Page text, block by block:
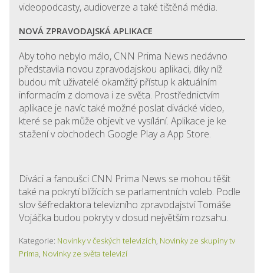
videopodcasty, audioverze a také tištěná média.
NOVÁ ZPRAVODAJSKÁ APLIKACE
Aby toho nebylo málo, CNN Prima News nedávno
představila novou zpravodajskou aplikaci, díky níž
budou mít uživatelé okamžitý přístup k aktuálním
informacím z domova i ze světa. Prostřednictvím
aplikace je navíc také možné poslat divácké video,
které se pak může objevit ve vysílání. Aplikace je ke
stažení v obchodech Google Play a App Store.
Diváci a fanoušci CNN Prima News se mohou těšit
také na pokrytí blížících se parlamentních voleb. Podle
slov šéfredaktora televizního zpravodajství Tomáše
Vojáčka budou pokryty v dosud největším rozsahu.
Kategorie: Novinky v českých televizích, Novinky ze skupiny tv
Prima, Novinky ze světa televizí